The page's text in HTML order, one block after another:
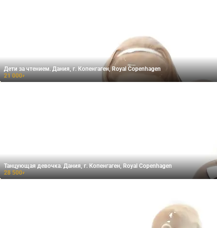
Дети за чтением. Дания, г. Копенгаген, Royal Copenhagen
21 000₽
Танцующая девочка. Дания, г. Копенгаген, Royal Copenhagen
28 500₽